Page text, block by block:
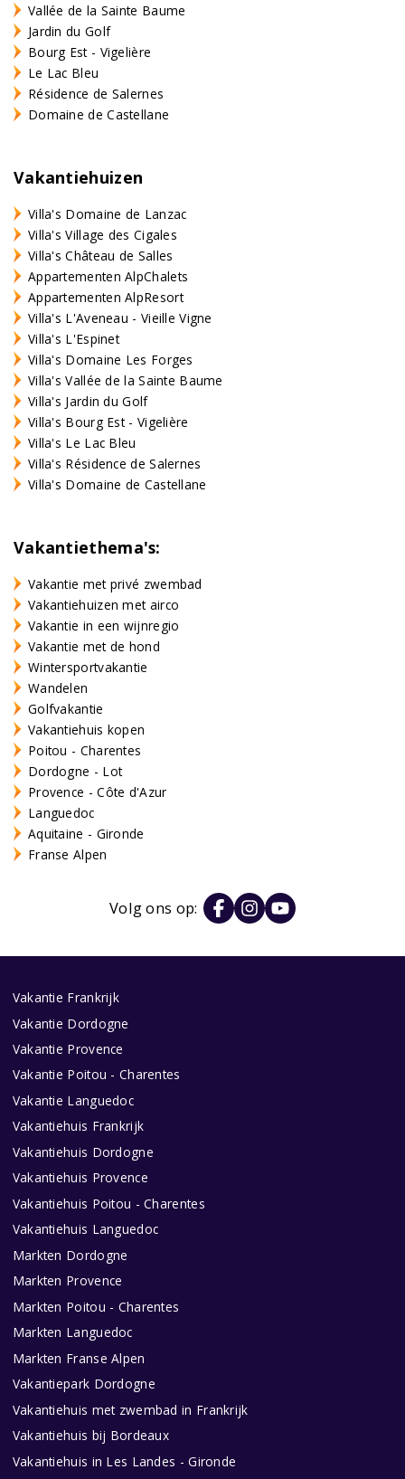
Vallée de la Sainte Baume
Jardin du Golf
Bourg Est - Vigelière
Le Lac Bleu
Résidence de Salernes
Domaine de Castellane
Vakantiehuizen
Villa's Domaine de Lanzac
Villa's Village des Cigales
Villa's Château de Salles
Appartementen AlpChalets
Appartementen AlpResort
Villa's L'Aveneau - Vieille Vigne
Villa's L'Espinet
Villa's Domaine Les Forges
Villa's Vallée de la Sainte Baume
Villa's Jardin du Golf
Villa's Bourg Est - Vigelière
Villa's Le Lac Bleu
Villa's Résidence de Salernes
Villa's Domaine de Castellane
Vakantiethema's:
Vakantie met privé zwembad
Vakantiehuizen met airco
Vakantie in een wijnregio
Vakantie met de hond
Wintersportvakantie
Wandelen
Golfvakantie
Vakantiehuis kopen
Poitou - Charentes
Dordogne - Lot
Provence - Côte d'Azur
Languedoc
Aquitaine - Gironde
Franse Alpen
Volg ons op:
Vakantie Frankrijk
Vakantie Dordogne
Vakantie Provence
Vakantie Poitou - Charentes
Vakantie Languedoc
Vakantiehuis Frankrijk
Vakantiehuis Dordogne
Vakantiehuis Provence
Vakantiehuis Poitou - Charentes
Vakantiehuis Languedoc
Markten Dordogne
Markten Provence
Markten Poitou - Charentes
Markten Languedoc
Markten Franse Alpen
Vakantiepark Dordogne
Vakantiehuis met zwembad in Frankrijk
Vakantiehuis bij Bordeaux
Vakantiehuis in Les Landes - Gironde